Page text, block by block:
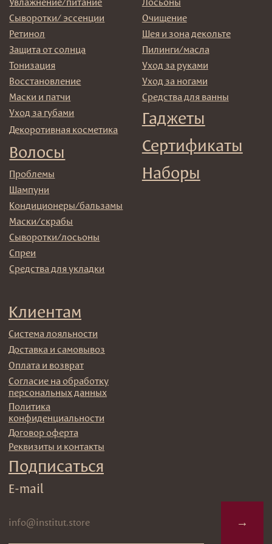
Реквизиты и контакты
Подписаться
E-mail
→
Отправляя адрес электронной почты вы соглашаетесь
данных